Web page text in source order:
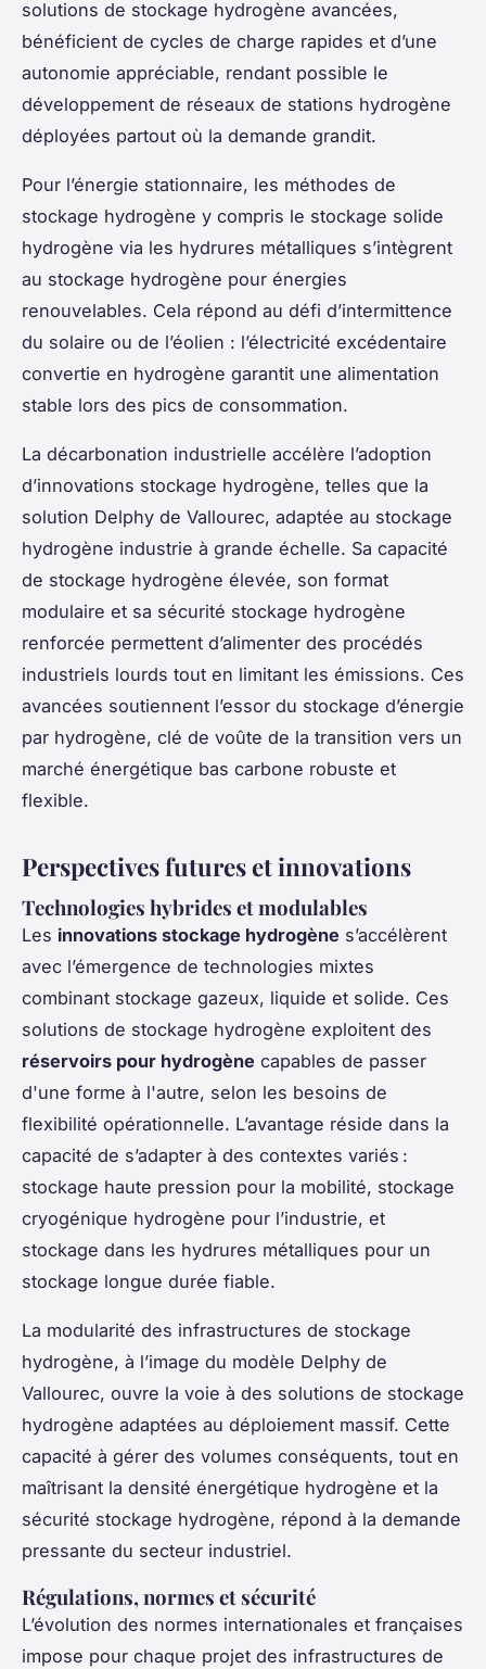
solutions de stockage hydrogène avancées,
bénéficient de cycles de charge rapides et d’une
autonomie appréciable, rendant possible le
développement de réseaux de stations hydrogène
déployées partout où la demande grandit.
Pour l’énergie stationnaire, les méthodes de
stockage hydrogène y compris le stockage solide
hydrogène via les hydrures métalliques s’intègrent
au stockage hydrogène pour énergies
renouvelables. Cela répond au défi d’intermittence
du solaire ou de l’éolien : l’électricité excédentaire
convertie en hydrogène garantit une alimentation
stable lors des pics de consommation.
La décarbonation industrielle accélère l’adoption
d’innovations stockage hydrogène, telles que la
solution Delphy de Vallourec, adaptée au stockage
hydrogène industrie à grande échelle. Sa capacité
de stockage hydrogène élevée, son format
modulaire et sa sécurité stockage hydrogène
renforcée permettent d’alimenter des procédés
industriels lourds tout en limitant les émissions. Ces
avancées soutiennent l’essor du stockage d’énergie
par hydrogène, clé de voûte de la transition vers un
marché énergétique bas carbone robuste et
flexible.
Perspectives futures et innovations
Technologies hybrides et modulables
Les innovations stockage hydrogène s’accélèrent
avec l’émergence de technologies mixtes
combinant stockage gazeux, liquide et solide. Ces
solutions de stockage hydrogène exploitent des
réservoirs pour hydrogène capables de passer
d'une forme à l'autre, selon les besoins de
flexibilité opérationnelle. L’avantage réside dans la
capacité de s’adapter à des contextes variés :
stockage haute pression pour la mobilité, stockage
cryogénique hydrogène pour l’industrie, et
stockage dans les hydrures métalliques pour un
stockage longue durée fiable.
La modularité des infrastructures de stockage
hydrogène, à l’image du modèle Delphy de
Vallourec, ouvre la voie à des solutions de stockage
hydrogène adaptées au déploiement massif. Cette
capacité à gérer des volumes conséquents, tout en
maîtrisant la densité énergétique hydrogène et la
sécurité stockage hydrogène, répond à la demande
pressante du secteur industriel.
Régulations, normes et sécurité
L’évolution des normes internationales et françaises
impose pour chaque projet des infrastructures de